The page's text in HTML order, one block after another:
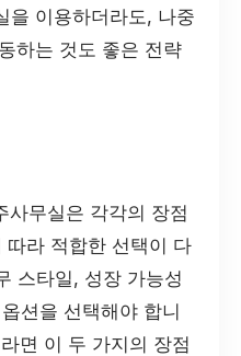
을 이용하더라도, 나중
하는 것도 좋은 전략
사무실은 각각의 장점
따라 적합한 선택이 다
스타일, 성장 가능성
션을 선택해야 합니
면 이 두 가지의 장점